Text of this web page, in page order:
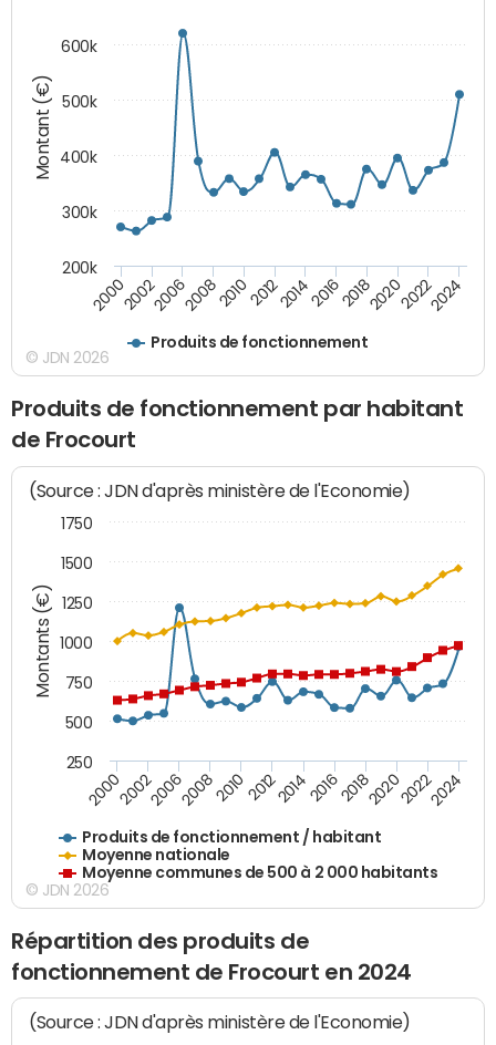
Montant (€)
Produits de fonctionnement
200020022006200820102012201420162018202020222024
200k
300k
400k
500k
600k
© JDN 2026
Produits de fonctionnement par habitant
de Frocourt
Montants (€)
(Source : JDN d'après ministère de l'Economie)
Produits de fonctionnement / habitant
Moyenne nationale
Moyenne communes de 500 à 2 000 habitants
200020022006200820102012201420162018202020222024
250
500
750
1000
1250
1500
1750
© JDN 2026
Répartition des produits de
fonctionnement de Frocourt en 2024
(Source : JDN d'après ministère de l'Economie)